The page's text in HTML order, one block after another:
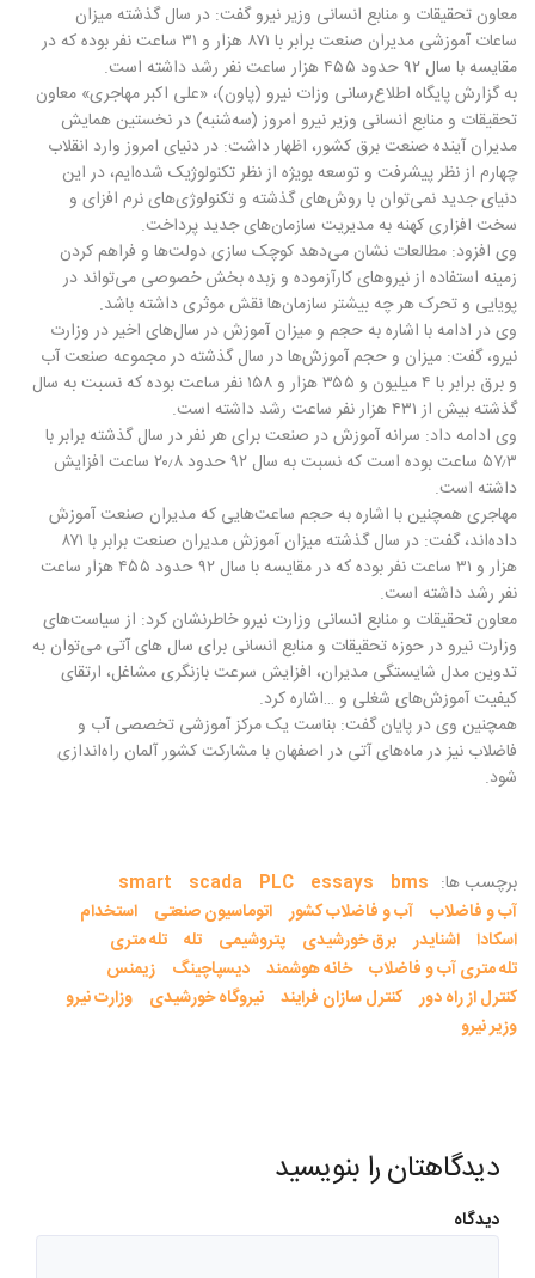
معاون تحقیقات و منابع انسانی وزیر نیرو گفت: در سال گذشته میزان
ساعات آموزشی مدیران صنعت برابر با ۸۷۱ هزار و ۳۱ ساعت نفر بوده که در
مقایسه با سال ۹۲ حدود ۴۵۵ هزار ساعت نفر رشد داشته است
.
به گزارش پایگاه اطلاع‌رسانی وزات نیرو (پاون)، «علی اکبر مهاجری» معاون
تحقیقات و منابع انسانی وزیر نیرو امروز (سه‌شنبه) در نخستین همایش
مدیران آینده صنعت برق کشور، اظهار داشت: در دنیای امروز وارد انقلاب
چهارم از نظر پیشرفت و توسعه بویژه از نظر تکنولوژیک شده‌ایم، در این
دنیای جدید نمی‌توان با روش‌های گذشته و تکنولوژی‌های نرم افزای و
سخت افزاری کهنه به مدیریت سازمان‌های جدید پرداخت.
وی افزود: مطالعات نشان می‌دهد کوچک سازی دولت‌ها و فراهم کردن
زمینه استفاده از نیروهای کارآزموده و زبده بخش خصوصی می‌تواند در
پویایی و تحرک هر چه بیشتر سازمان‌ها نقش موثری داشته باشد.
وی در ادامه با اشاره به حجم و میزان آموزش در سال‌های اخیر در وزارت
نیرو، گفت: میزان و حجم آموزش‌ها در سال گذشته در مجموعه صنعت آب
و برق برابر با ۴ میلیون و ۳۵۵ هزار و ۱۵۸ نفر ساعت بوده که نسبت به سال
گذشته بیش از ۴۳۱ هزار نفر ساعت رشد داشته است
.
وی ادامه داد: سرانه آموزش در صنعت برای هر نفر در سال گذشته برابر با
۵۷٫۳ ساعت بوده است که نسبت به سال ۹۲ حدود ۲۰٫۸ ساعت افزایش
داشته است.
مهاجری همچنین با اشاره به حجم ساعت‌هایی که مدیران صنعت آموزش
داده‌اند، گفت: در سال گذشته میزان آموزش مدیران صنعت برابر با ۸۷۱
هزار و ۳۱ ساعت نفر بوده که در مقایسه با سال ۹۲ حدود ۴۵۵ هزار ساعت
نفر رشد داشته است.
معاون تحقیقات و منابع انسانی وزارت نیرو خاطرنشان کرد: از سیاست‌های
وزارت نیرو در حوزه تحقیقات و منابع انسانی برای سال های آتی می‌توان به
تدوین مدل شایستگی مدیران، افزایش سرعت بازنگری مشاغل، ارتقای
کیفیت آموزش‌های شغلی و …اشاره کرد.
همچنین وی در پایان گفت: بناست یک مرکز آموزشی تخصصی آب و
فاضلاب نیز در ماه‌های آتی در اصفهان با مشارکت کشور آلمان راه‌اندازی
شود.
برچسب ها: bms
essays
PLC
scada
smart
آب و فاضلاب آب و فاضلاب کشور اتوماسیون صنعتی
استخدام
اسکادا اشنایدر برق خورشیدی پتروشیمی تله تله متری
تله متری آب و فاضلاب خانه هوشمند دیسپاچینگ
زیمنس
کنترل از راه دور کنترل سازان فرایند نیروگاه خورشیدی
وزارت نیرو
وزیر نیرو
دیدگاهتان را بنویسید
دیدگاه